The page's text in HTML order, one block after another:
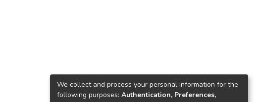
We collect and process your personal information for the
following purposes: Authentication, Preferences,